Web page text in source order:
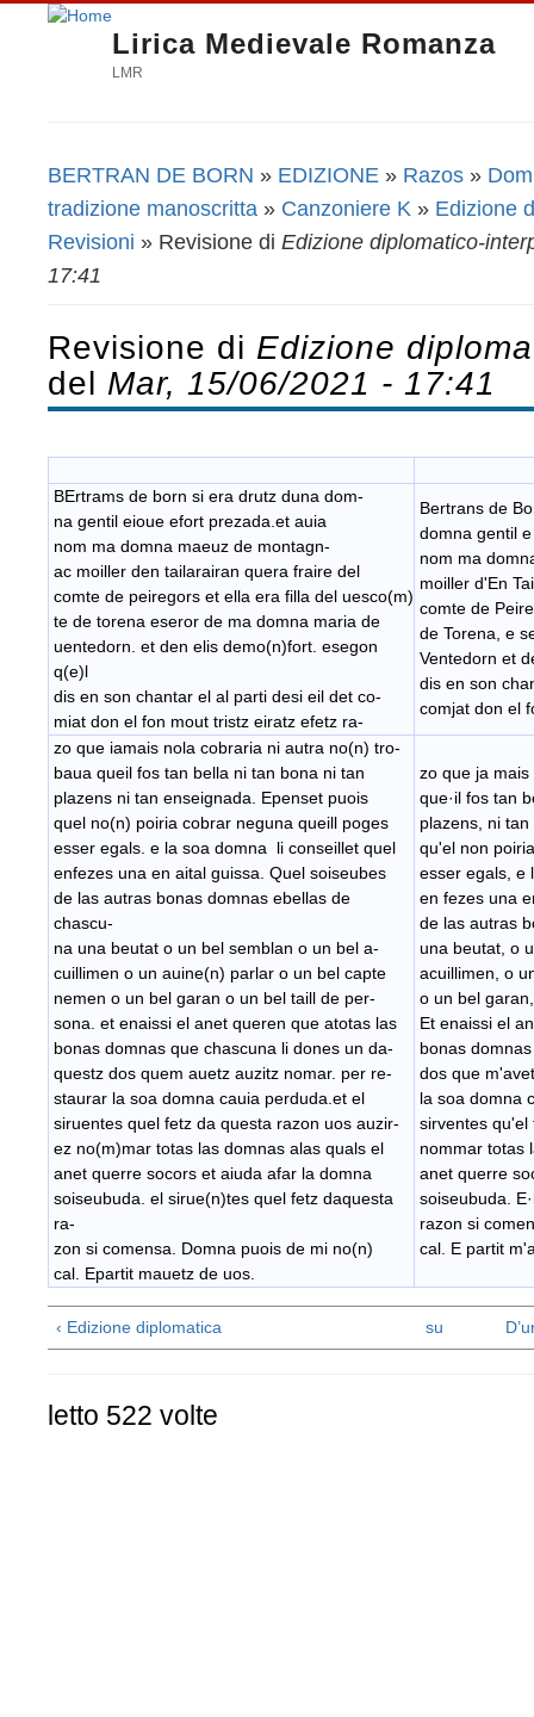
Lirica Medievale Romanza
LMR
Tu sei qui
BERTRAN DE BORN » EDIZIONE » Razos »
tradizione manoscritta » Canzoniere K » Edizione
Revisioni » Revisione di Edizione diplomatico-
17:41
Revisione di Edizione
del Mar, 15/06/2021 - 17:41
BErtrams de born si era drutz duna dom-
na gentil eioue efort prezada.et auia
nom ma domna maeuz de montagn-
ac moiller den tailarairan quera fraire del
comte de peiregors et ella era filla del uesco(m)
te de torena eseror de ma domna maria de
uentedorn. et den elis demo(n)fort. esegon
q(e)l
dis en son chantar el al parti desi eil det co-
miat don el fon mout tristz eiratz efetz ra-
Bertrans de
domna gentil
nom ma
moiller d'En
comte de
de Torena, e
Ventedorn et
dis en son
comjat don el
zo que iamais nola cobraria ni autra no(n) tro-
baua queil fos tan bella ni tan bona ni tan
plazens ni tan enseignada. Epenset puois
quel no(n) poiria cobrar neguna queill poges
esser egals. e la soa domna li conseillet quel
enfezes una en aital guissa. Quel soiseubes
de las autras bonas domnas ebellas de
chascu-
na una beutat o un bel semblan o un bel a-
cuillimen o un auine(n) parlar o un bel capte
nemen o un bel garan o un bel taill de per-
sona. et enaissi el anet queren que atotas las
bonas domnas que chascuna li dones un da-
questz dos quem auetz auzitz nomar. per re-
staurar la soa domna cauia perduda.et el
siruentes quel fetz da questa razon uos auzir-
ez no(m)mar totas las domnas alas quals el
anet querre socors et aiuda afar la domna
soiseubuda. el sirue(n)tes quel fetz daquesta
ra-
zon si comensa. Domna puois de mi no(n)
cal. Epartit mauetz de uos.
zo que ja
que·il fos tan
plazens, ni
qu'el non
esser egals, e
en fezes una
de las autras
una beutat, o
acuillimen, o
o un bel
Et enaissi el
bonas
dos que
la soa domna
sirventes qu'el
nommar totas
anet querre
soiseubuda.
razon si
cal. E partit
‹ Edizione diplomatica su
letto 522 volte